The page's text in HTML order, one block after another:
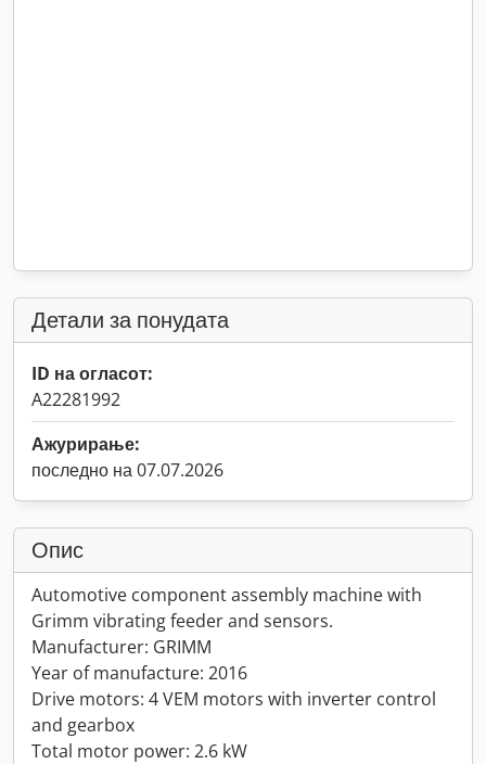
Детали за понудата
ID на огласот:
A22281992
Ажурирање:
последно на 07.07.2026
Опис
Automotive component assembly machine with
Grimm vibrating feeder and sensors.
Manufacturer: GRIMM
Year of manufacture: 2016
Drive motors: 4 VEM motors with inverter control
and gearbox
Total motor power: 2.6 kW